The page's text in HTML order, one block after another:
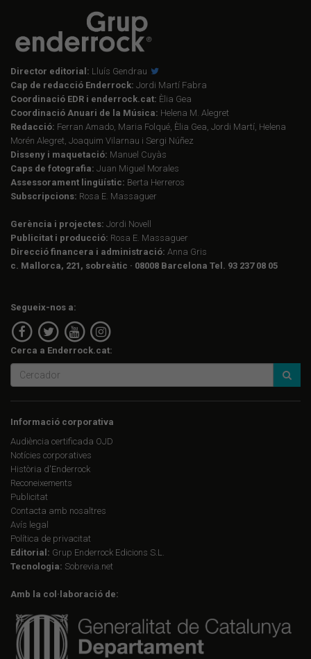
Director editorial: Lluís Gendrau
Cap de redacció Enderrock: Jordi Martí Fabra
Coordinació EDR i enderrock.cat: Èlia Gea
Coordinació Anuari de la Música: Helena M. Alegret
Redacció: Ferran Amado, Maria Folqué, Èlia Gea, Jordi Martí, Helena
Morén Alegret, Joaquim Vilarnau i Sergi Núñez
Disseny i maquetació: Manuel Cuyàs
Caps de fotografia: Juan Miguel Morales
Assessorament lingüístic: Berta Herreros
Subscripcions: Rosa E. Massaguer
Gerència i projectes: Jordi Novell
Publicitat i producció: Rosa E. Massaguer
Direcció financera i administració: Anna Gris
c. Mallorca, 221, sobreàtic · 08008 Barcelona Tel. 93 237 08 05
Segueix-nos a:
Cerca a Enderrock.cat:
Informació corporativa
Audiència certificada OJD
Notícies corporatives
Història d'Enderrock
Reconeixements
Publicitat
Contacta amb nosaltres
Avís legal
Política de privacitat
Editorial: Grup Enderrock Edicions S.L.
Tecnologia: Sobrevia.net
Amb la col·laboració de: